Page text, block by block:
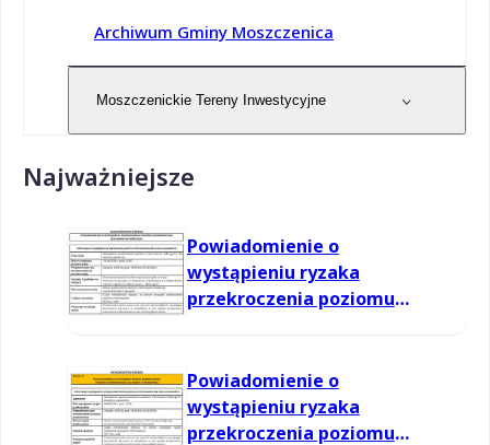
Archiwum Gminy Moszczenica
Moszczenickie Tereny Inwestycyjne
Najważniejsze
Powiadomienie o
wystąpieniu ryzaka
przekroczenia poziomu
Powiadomienie o
wystąpieniu ryzaka
przekroczenia poziomu